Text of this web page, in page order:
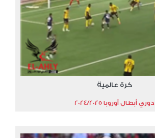
كرة عالمية
دوري أبطال أوروبا 2024/2025